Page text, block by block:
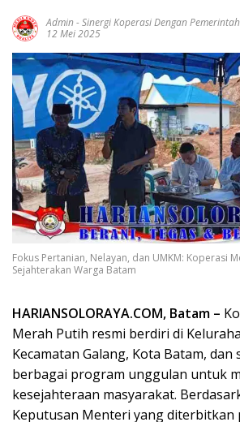
Admin-Sinergi Koperasi Dengan
12 Mei 2025
Fokus Pertanian, Nelayan, dan UMKM: Koperasi
Sejahterakan Warga Batam
HARIANSOLORAYA.COM, Batam –
Merah Putih resmi berdiri di
Kecamatan Galang, Kota Batam, dan
berbagai program unggulan untuk
kesejahteraan masyarakat.
Keputusan Menteri yang diterbitkan